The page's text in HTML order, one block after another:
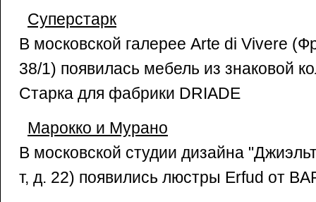
Cуперстарк
В московской галерее Arte di Vivere
38/1) появилась мебель из знаковой
Старка для фабрики DRIADE
Марокко и Мурано
В московской студии дизайна
т, д. 22) появились люстры Erfud от